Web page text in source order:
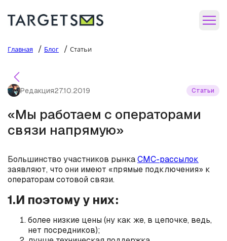
Главная / Блог / Статьи
Редакция27.10.2019 Статьи
«Мы работаем с операторами
связи напрямую»
Большинство участников рынкаСМС-рассылок
заявляют, что они имеют «прямые подключения» к
операторам сотовой связи.
1.И поэтому у них:
более низкие цены (ну как же, в цепочке, ведь,
нет посредников);